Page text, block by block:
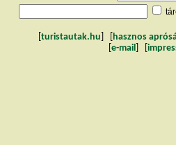
turistautak.hu hasznos
e-mail